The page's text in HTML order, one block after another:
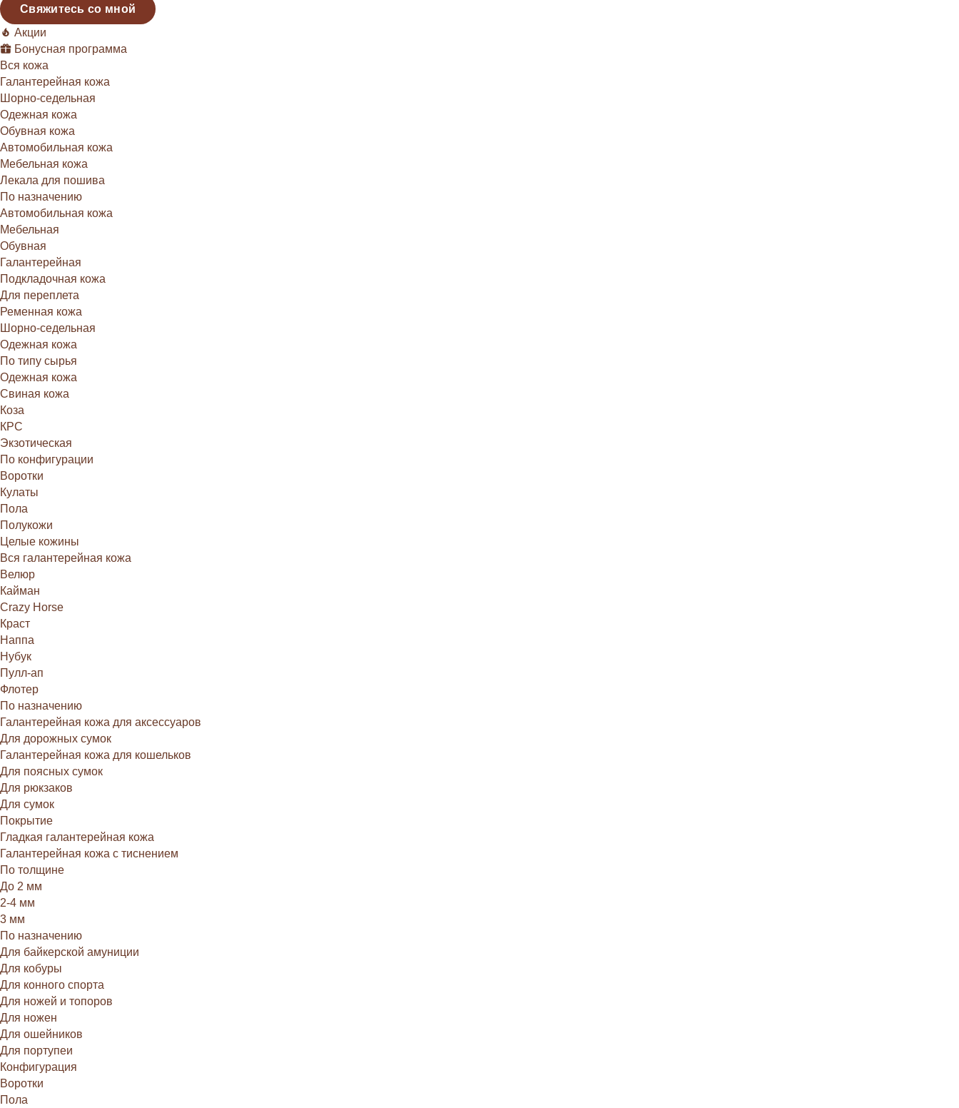
Свяжитесь со мной
Акции
Бонусная программа
Вся кожа
Галантерейная кожа
Шорно-седельная
Одежная кожа
Обувная кожа
Автомобильная кожа
Мебельная кожа
Лекала для пошива
По назначению
Автомобильная кожа
Мебельная
Обувная
Галантерейная
Подкладочная кожа
Для переплета
Ременная кожа
Шорно-седельная
Одежная кожа
По типу сырья
Одежная кожа
Свиная кожа
Коза
КРС
Экзотическая
По конфигурации
Воротки
Кулаты
Пола
Полукожи
Целые кожины
Вся галантерейная кожа
Велюр
Кайман
Crazy Horse
Краст
Наппа
Нубук
Пулл-ап
Флотер
По назначению
Галантерейная кожа для аксессуаров
Для дорожных сумок
Галантерейная кожа для кошельков
Для поясных сумок
Для рюкзаков
Для сумок
Покрытие
Гладкая галантерейная кожа
Галантерейная кожа с тиснением
По толщине
До 2 мм
2-4 мм
3 мм
По назначению
Для байкерской амуниции
Для кобуры
Для конного спорта
Для ножей и топоров
Для ножен
Для ошейников
Для портупеи
Конфигурация
Воротки
Пола